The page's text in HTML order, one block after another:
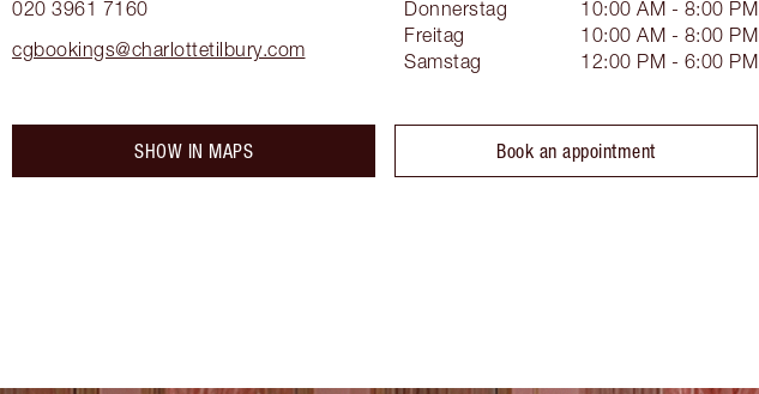
020 3961 7160
cgbookings@charlottetilbury.com
Donnerstag
10:00 AM - 8:00 PM
Freitag
10:00 AM - 8:00 PM
Samstag
12:00 PM - 6:00 PM
SHOW IN MAPS Book an appointment